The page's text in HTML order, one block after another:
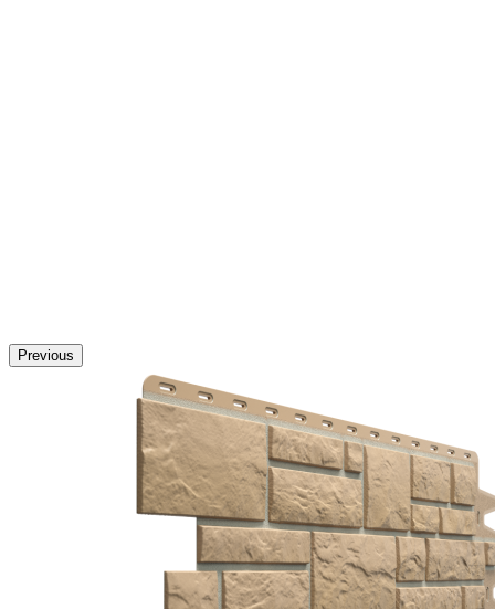
Previous